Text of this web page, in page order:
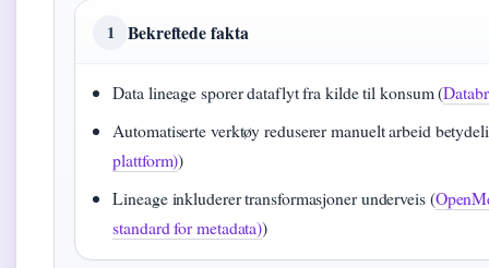
1 Bekreftede fakta
Data lineage sporer dataflyt fra kilde til konsum (
Automatiserte verktøy reduserer manuelt arbeid
plattform))
Lineage inkluderer transformasjoner underveis (
standard for metadata))